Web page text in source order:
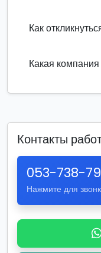
Как
Какая
Контакты
053-738-
Нажмите для